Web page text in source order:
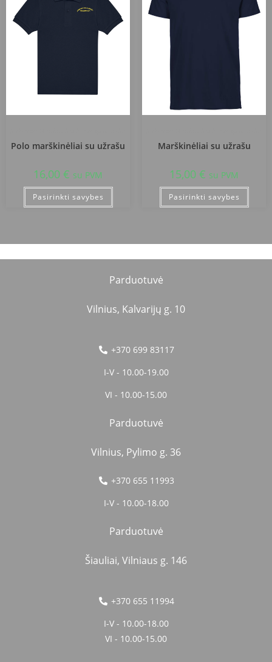
Polo marškinėliai su užrašu
16,00 € su PVM
Pasirinkti savybes
Marškinėliai su užrašu
15,00 € su PVM
Pasirinkti savybes
Parduotuvė
Vilnius, Kalvarijų g. 10
+370 699 83117
I-V - 10.00-19.00
VI - 10.00-15.00
Parduotuvė
Vilnius, Pylimo g. 36
+370 655 11993
I-V - 10.00-18.00
Parduotuvė
Šiauliai, Vilniaus g. 146
+370 655 11994
I-V - 10.00-18.00
VI - 10.00-15.00